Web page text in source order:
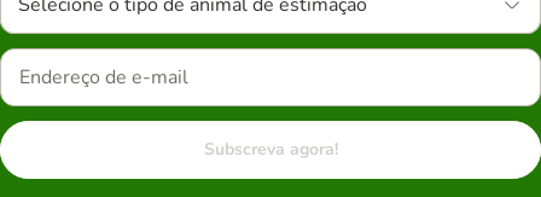
Subscreva agora!